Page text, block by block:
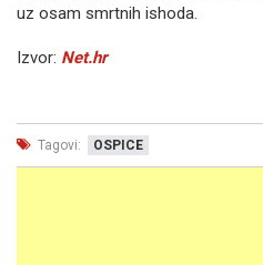
uz osam smrtnih ishoda.
Izvor: Net.hr
Tagovi: OSPICE